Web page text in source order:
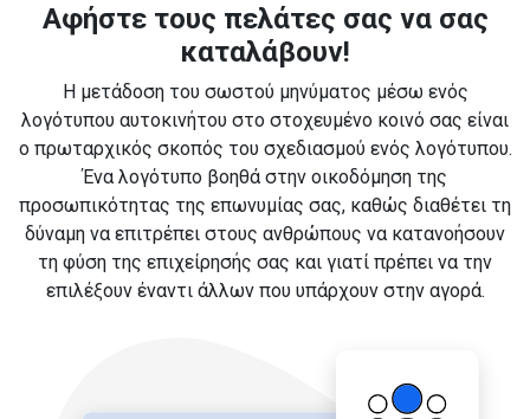
Αφήστε τους πελάτες σας να σας
καταλάβουν!
Η μετάδοση του σωστού μηνύματος μέσω ενός
λογότυπου αυτοκινήτου στο στοχευμένο κοινό σας είναι
ο πρωταρχικός σκοπός του σχεδιασμού ενός λογότυπου.
Ένα λογότυπο βοηθά στην οικοδόμηση της
προσωπικότητας της επωνυμίας σας, καθώς διαθέτει τη
δύναμη να επιτρέπει στους ανθρώπους να κατανοήσουν
τη φύση της επιχείρησής σας και γιατί πρέπει να την
επιλέξουν έναντι άλλων που υπάρχουν στην αγορά.